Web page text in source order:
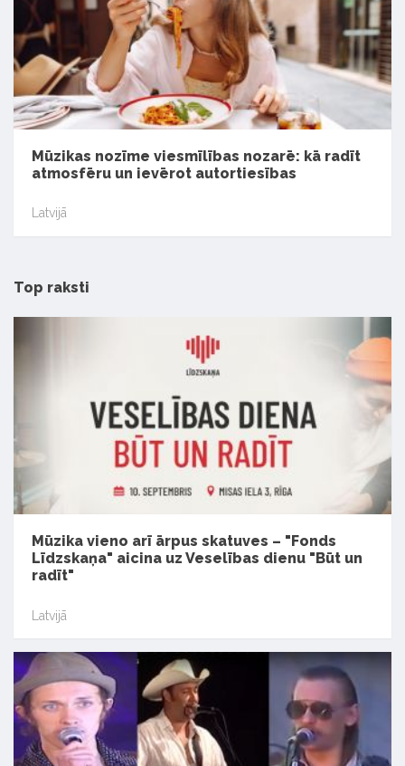
Mūzikas nozīme viesmīlības nozarē: kā radīt
atmosfēru un ievērot autortiesības
Latvijā
Top raksti
Mūzika vieno arī ārpus skatuves – "Fonds
Līdzskaņa" aicina uz Veselības dienu "Būt un
radīt"
Latvijā